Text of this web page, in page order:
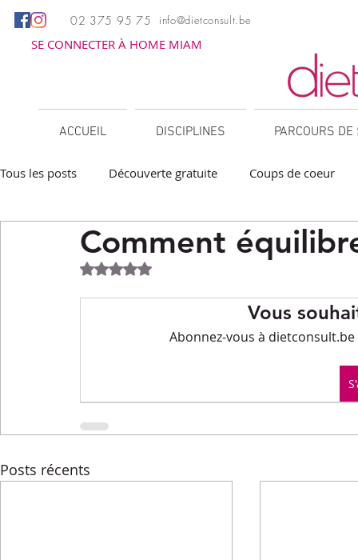
02 375 95 75 info@dietconsult.be
SE CONNECTER À HOME MIAM
ACCUEIL DISCIPLINES PARCOURS
Tous les posts Découverte gratuite Coups de coeur
Barbecue / Plancha Collations
Facile à réchauffer Family corner IG bas
Recettes express
Comment
Noté NaN étoiles sur 5.
Vous
Abonnez-vous à
Posts récents